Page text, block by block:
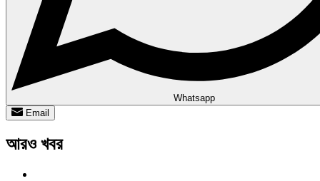
Whatsapp
Email
আরও খবর